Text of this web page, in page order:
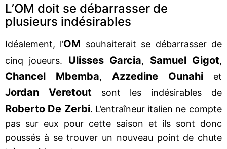
L’OM doit se débarrasser de
plusieurs indésirables
Idéalement, l’OM souhaiterait se débarrasser de
cinq joueurs. Ulisses Garcia, Samuel Gigot,
Chancel Mbemba, Azzedine Ounahi et
Jordan Veretout sont les indésirables de
Roberto De Zerbi. L’entraîneur italien ne compte
pas sur eux pour cette saison et ils sont donc
poussés à se trouver un nouveau point de chute